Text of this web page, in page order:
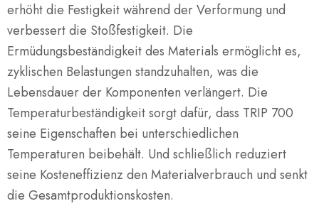
erhöht die Festigkeit während der Verformung und
verbessert die Stoßfestigkeit. Die
Ermüdungsbeständigkeit des Materials ermöglicht es,
zyklischen Belastungen standzuhalten, was die
Lebensdauer der Komponenten verlängert. Die
Temperaturbeständigkeit sorgt dafür, dass TRIP 700
seine Eigenschaften bei unterschiedlichen
Temperaturen beibehält. Und schließlich reduziert
seine Kosteneffizienz den Materialverbrauch und senkt
die Gesamtproduktionskosten.